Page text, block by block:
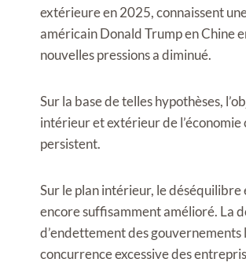
extérieure en 2025, connaissent
américain Donald Trump en Chine
nouvelles pressions a diminué.
Sur la base de telles hypothèses,
intérieur et extérieur de
persistent.
Sur le plan intérieur, le déséquilibre
encore suffisamment amélioré. La
d’endettement des
concurrence excessive des